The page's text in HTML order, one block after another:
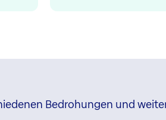
Bedrohungen und